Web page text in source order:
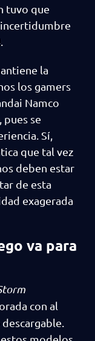
tuvo que
incertidumbre
la
los gamers
Namco
pues se
Sí,
que tal vez
deben estar
de esta
exagerada
va para
con al